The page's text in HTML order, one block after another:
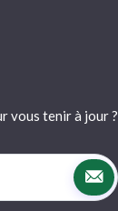
vous tenir à jour ?